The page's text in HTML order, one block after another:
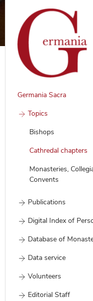
Germania Sacra
Topics
Bishops
Cathredal chapters
Monasteries,
Convents
Publications
Digital Index of
Database of
Data service
Volunteers
Editorial Staff